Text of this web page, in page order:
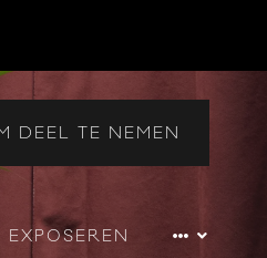
DEEL TE NEMEN
EXPOSEREN